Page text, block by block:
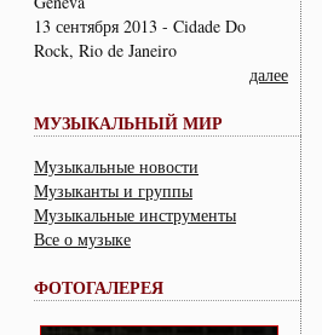
13 сентября 2013 - Cidade Do
Rock, Rio de Janeiro
далее
МУЗЫКАЛЬНЫЙ МИР
Музыкальные новости
Музыканты и группы
Музыкальные инструменты
Все о музыке
ФОТОГАЛЕРЕЯ